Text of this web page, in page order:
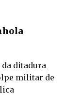
da ditadura
militar de‭